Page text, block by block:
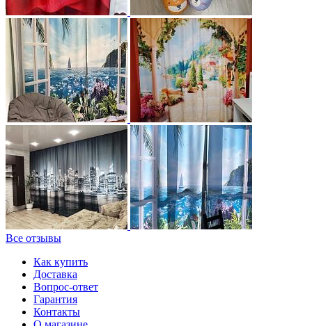
Все отзывы
Как купить
Доставка
Вопрос-ответ
Гарантия
Контакты